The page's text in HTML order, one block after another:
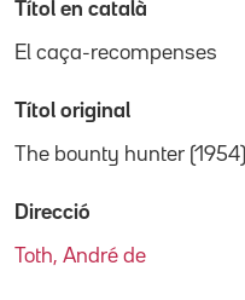
Títol en català
El caça-recompenses
Títol original
The bounty hunter (1954)
Direcció
Toth, André de